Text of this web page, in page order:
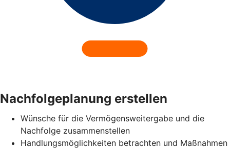
Nachfolgeplanung erstellen
Wünsche für die Vermögensweitergabe und die
Nachfolge zusammenstellen
Handlungsmöglichkeiten betrachten und Maßnahmen